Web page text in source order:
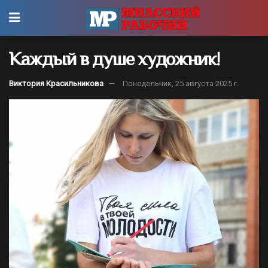
Каждый в душе художник!
Виктория Красильникова Понедельник, 25 августа 2025 г.